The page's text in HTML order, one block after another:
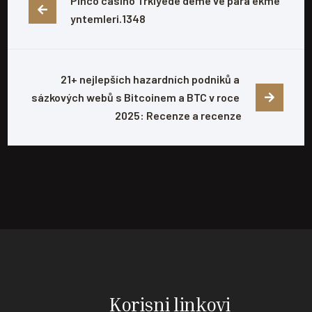
yntemleri.1348
21+ nejlepších hazardních podniků a
sázkových webů s Bitcoinem a BTC v roce
2025: Recenze a recenze
Korisni linkovi